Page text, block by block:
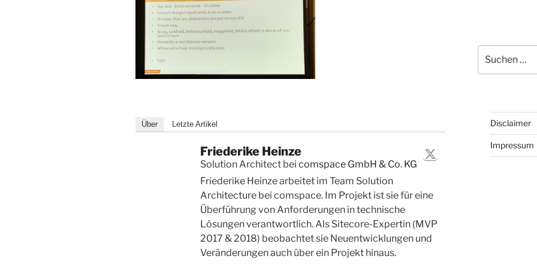
Über Letzte Artikel
Friederike Heinze
Solution Architect bei comspace GmbH & Co. KG
Friederike Heinze arbeitet im Team Solution
Architecture bei comspace. Im Projekt ist sie für eine
Überführung von Anforderungen in technische
Lösungen verantwortlich. Als Sitecore-Expertin (MVP
2017 & 2018) beobachtet sie Neuentwicklungen und
Veränderungen auch über ein Projekt hinaus.
nach:
Disclaimer
Impressum